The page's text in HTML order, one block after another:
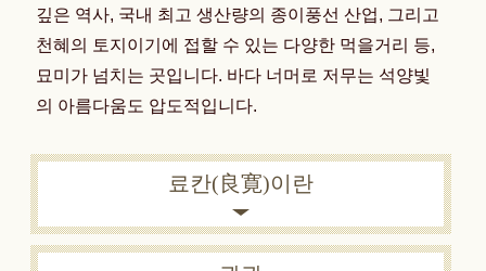
깊은 역사, 국내 최고 생산량의 종이풍선 산업, 그리고
천혜의 토지이기에 접할 수 있는 다양한 먹을거리 등,
묘미가 넘치는 곳입니다. 바다 너머로 저무는 석양빛
의 아름다움도 압도적입니다.
료칸(良寛)이란